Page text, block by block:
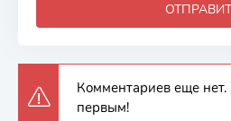
Комментариев еще
первым!